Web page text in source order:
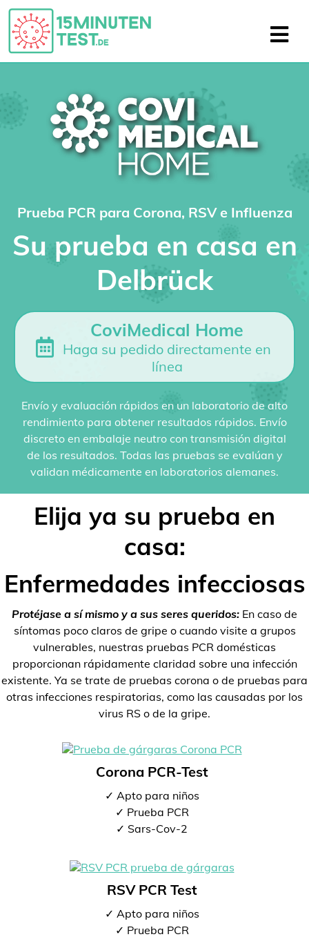
Prueba PCR para Corona, RSV e Influenza
Su prueba en casa en
Delbrück
CoviMedical Home
Haga su pedido directamente en
línea
Envío y evaluación rápidos en un laboratorio de alto
rendimiento para obtener resultados rápidos. Envío
discreto en embalaje neutro con transmisión digital
de los resultados. Todas las pruebas se evalúan y
validan médicamente en laboratorios alemanes.
Elija ya su prueba en
casa:
Enfermedades infecciosas
Protéjase a sí mismo y a sus seres queridos: En caso de
síntomas poco claros de gripe o cuando visite a grupos
vulnerables, nuestras pruebas PCR domésticas
proporcionan rápidamente claridad sobre una infección
existente. Ya se trate de pruebas corona o de pruebas para
otras infecciones respiratorias, como las causadas por los
virus RS o de la gripe.
Corona PCR-Test
✓ Apto para niños
✓ Prueba PCR
✓ Sars-Cov-2
RSV PCR Test
✓ Apto para niños
✓ Prueba PCR